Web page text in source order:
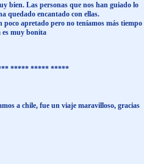
bien. Las personas que nos han guiado lo
quedado encantado con ellas.
apretado pero no teníamos más tiempo
es muy bonita
***** ***** *****
a chile, fue un viaje maravilloso, gracias